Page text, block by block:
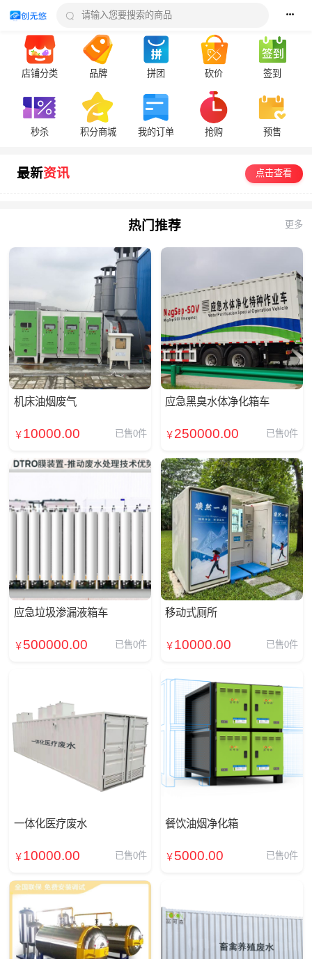
请输入您要搜索的商品 
店铺分类 品牌 拼团 砍价 签到
秒杀 积分商城 我的订单 抢购 预售
最新资讯 点击查看
热门推荐 更多
机床油烟废气
￥ 10000.00 已售0件
应急黑臭水体净化箱车
￥ 250000.00 已售0件
应急垃圾渗漏液箱车
￥ 500000.00 已售0件
移动式厕所
￥ 10000.00 已售0件
一体化医疗废水
￥ 10000.00 已售0件
餐饮油烟净化箱
￥ 5000.00 已售0件